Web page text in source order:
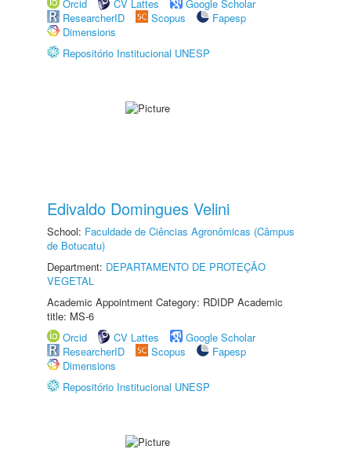
Orcid
CV Lattes
Google Scholar
ResearcherID
Scopus
Fapesp
Dimensions
Repositório Institucional UNESP
Edivaldo Domingues Velini
School: Faculdade de Ciências Agronômicas (Câmpus
de Botucatu)
Department: DEPARTAMENTO DE PROTEÇÃO
VEGETAL
Academic Appointment Category: RDIDP Academic
title: MS-6
Orcid
CV Lattes
Google Scholar
ResearcherID
Scopus
Fapesp
Dimensions
Repositório Institucional UNESP